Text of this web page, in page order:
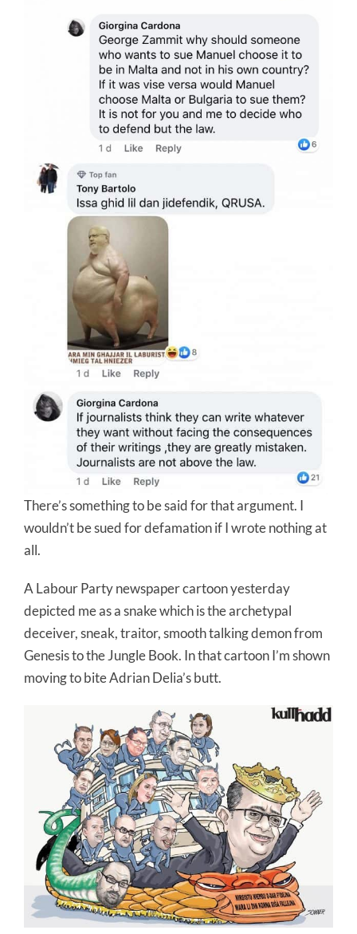
There’s something to be said for that argument. I
wouldn’t be sued for defamation if I wrote nothing at
all.
A Labour Party newspaper cartoon yesterday
depicted me as a snake which is the archetypal
deceiver, sneak, traitor, smooth talking demon from
Genesis to the Jungle Book. In that cartoon I’m shown
moving to bite Adrian Delia’s butt.